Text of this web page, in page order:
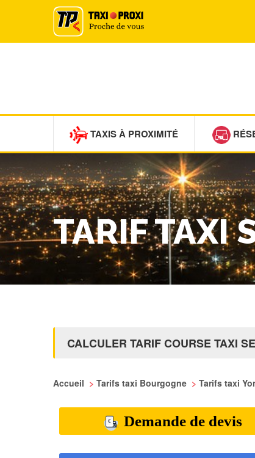
TAXIS À PROXIMITÉ
TARIF TAXI
CALCULER TARIF COURSE TAXI
Accueil > Tarifs taxi Bourgogne > Tarifs taxi
Demande de devis